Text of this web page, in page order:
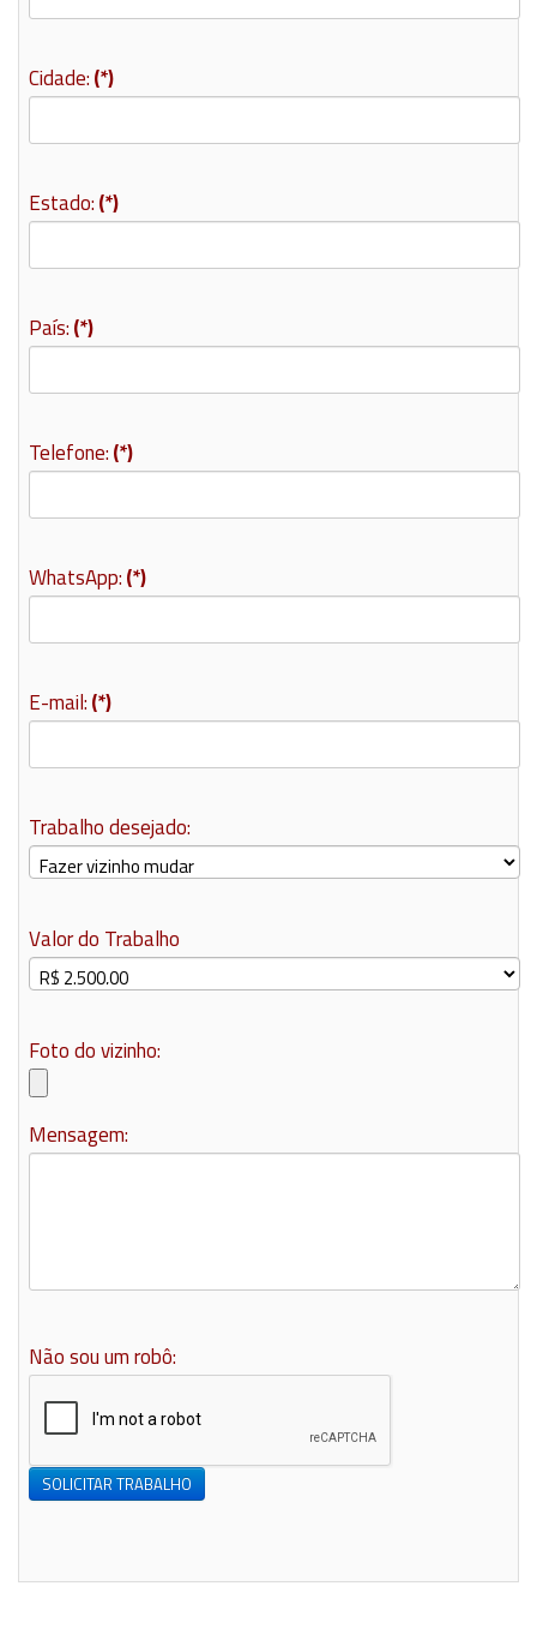
Cidade:(*)
Estado:(*)
País:(*)
Telefone:(*)
WhatsApp:(*)
E-mail:(*)
Trabalho desejado:
Valor do Trabalho
Foto do vizinho:
Mensagem:
Não sou um robô:
SOLICITAR TRABALHO